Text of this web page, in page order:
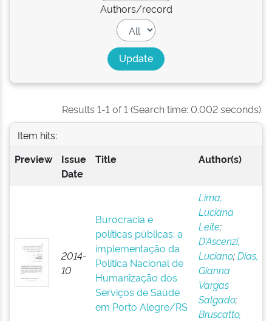
Authors/record
Results 1-1 of 1 (Search time: 0.002 seconds).
Item hits:
Preview
Issue
Date
Title Author(s)
2014-
10
Burocracia e
políticas públicas: a
implementação da
Política Nacional de
Humanização dos
Serviços de Saúde
em Porto Alegre/RS
Lima,
Luciana
Leite;
D’Ascenzi,
Luciano;Dias,
Gianna
Vargas
Salgado;
Bruscatto,